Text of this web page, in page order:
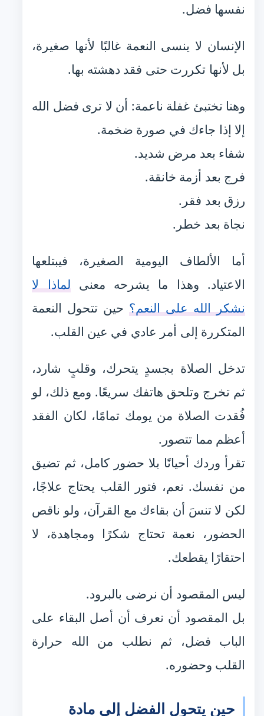
نفسها فضل.
الإنسان لا ينسى النعمة غالبًا لأنها صغيرة،
بل لأنها تكررت حتى فقد دهشته بها.
وهنا تختبئ غفلة ناعمة: أن لا ترى فضل الله
إلا إذا جاءك في صورة ضخمة.
شفاء بعد مرض شديد.
فرج بعد أزمة خانقة.
رزق بعد فقر.
نجاة بعد خطر.
أما الألطاف اليومية الصغيرة، فيبتلعها
الاعتياد. وهذا ما يشرحه معنىلماذا لا
نشكر الله على النعم؟حين تتحول النعمة
المتكررة إلى أمر عادي في عين القلب.
تدخل الصلاة بجسدٍ يتحرك، وقلبٍ شارد،
ثم تخرج وتلحق هاتفك سريعًا. ومع ذلك، لو
فُقدت الصلاة من يومك تمامًا، لكان الفقد
أعظم مما تتصور.
تقرأ وردك أحيانًا بلا حضور كامل، ثم تضيق
من نفسك. نعم، فتور القلب يحتاج علاجًا،
لكن لا تنسَ أن بقاءك مع القرآن، ولو ناقص
الحضور، نعمة تحتاج شكرًا ومجاهدة، لا
احتقارًا يقطعك.
ليس المقصود أن نرضى بالبرود.
بل المقصود أن نعرف أن أصل البقاء على
الباب فضل، ثم نطلب من الله حرارة
القلب وحضوره.
حين يتحول الفضل إلى مادة